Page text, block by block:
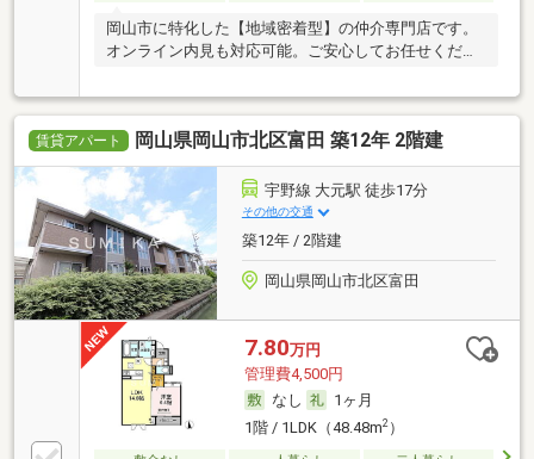
岡山市に特化した【地域密着型】の仲介専門店です。
オンライン内見も対応可能。ご安心してお任せくださ
賃貸アパート 岡山県岡山市北区富田 築12年 2階建
宇野線 大元駅 徒歩17分
その他の交通
築12年 / 2階建
岡山県岡山市北区富田
7.80万円
管理費4,500円
なし
1ヶ月
1階 / 1LDK（48.48m2）